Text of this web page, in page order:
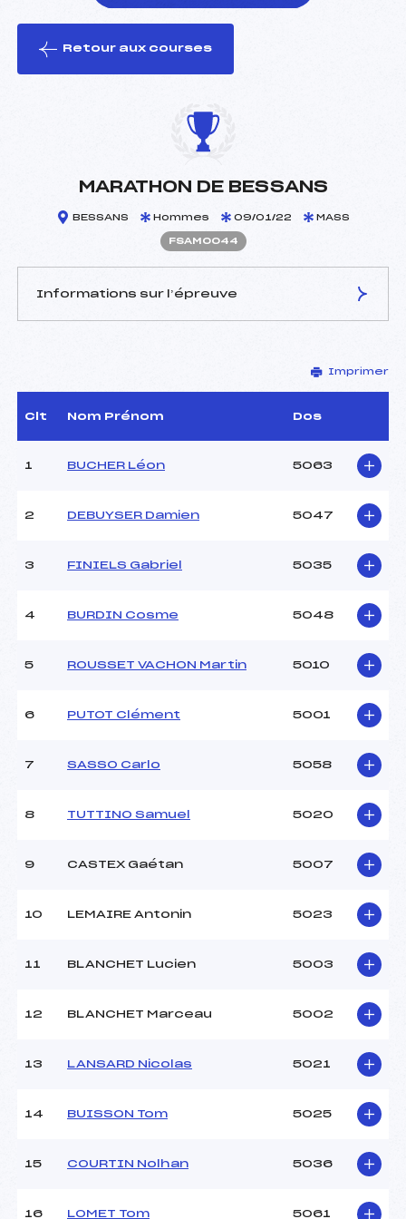
le ski
Retour aux courses
MARATHON DE BESSANS
BESSANS Hommes 09/01/22 MASS
FSAM0044
Informations sur l’épreuve
LOCATELLI DOMINIQUE
(DA)
D.T Adjoint :
LEBAS QUENTIN (MB)
Point Haut :
Style :
L
Imprimer
Clt Nom Prénom Dos
1 BUCHER Léon 5063
2 DEBUYSER Damien 5047
3 FINIELS Gabriel 5035
4 BURDIN Cosme 5048
5 ROUSSET VACHON Martin 5010
6 PUTOT Clément 5001
7 SASSO Carlo 5058
8 TUTTINO Samuel 5020
9 CASTEX Gaétan 5007
10 LEMAIRE Antonin 5023
11 BLANCHET Lucien 5003
12 BLANCHET Marceau 5002
13 LANSARD Nicolas 5021
14 BUISSON Tom 5025
15 COURTIN Nolhan 5036
16 LOMET Tom 5061